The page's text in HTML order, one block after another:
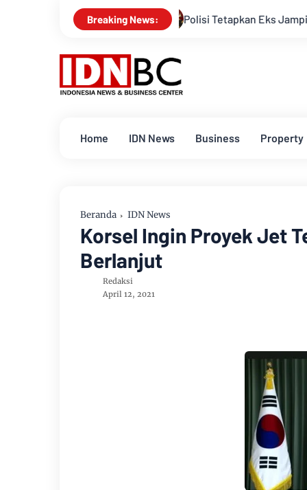
Breaking News:
Polisi Tetapkan Eks Jampidsus Febrie
Home IDN News Business Property
Beranda IDN News
Korsel Ingin Proyek Jet
Berlanjut
Redaksi
April 12, 2021